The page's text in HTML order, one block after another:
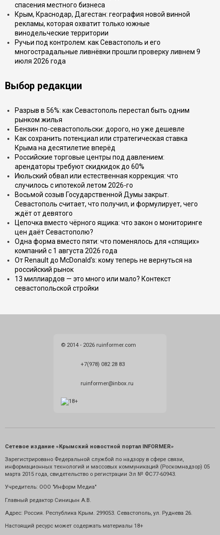
спасения местного бизнеса
Крым, Краснодар, Дагестан: география новой винной
рекламы, которая охватит только южные
винодельческие территории
Ручьи под контролем: как Севастополь и его
многострадальные ливнёвки прошли проверку ливнем 9
июля 2026 года
Выбор редакции
Разрыв в 56%: как Севастополь перестал быть одним
рынком жилья
Бензин по-севастопольски: дорого, но уже дешевле
Как сохранить потенциал или стратегическая ставка
Крыма на десятилетие вперёд
Российские торговые центры под давлением:
арендаторы требуют скидкидок до 60%
Июльский обвал или естественная коррекция: что
случилось с ипотекой летом 2026-го
Восьмой созыв Государственной Думы закрыт.
Севастополь считает, что получил, и формулирует, чего
ждёт от девятого
Цепочка вместо чёрного ящика: что закон о мониторинге
цен даёт Севастополю?
Одна форма вместо пяти: что поменялось для «спящих»
компаний с 1 августа 2026 года
От Renault до McDonald's: кому теперь не вернуться на
российский рынок
13 миллиардов — это много или мало? Контекст
севастопольской стройки
© 2014 - 2026 ruinformer.com
+7(978) 082 28 83
ruinformer@inbox.ru
Сетевое издание «Крымский новостной портал INFORMER»
Зарегистрировано Федеральной службой по надзору в сфере связи,
информационных технологий и массовых коммуникаций (Роскомнадзор) 05
марта 2015 года, свидетельство о регистрации Эл № ФС77-60943.
Учредитель: ООО "Информ Медиа"
Главный редактор Синицын А.В.
Адрес: Россия. Республика Крым. 299053. Севастополь, ул. Руднева 26.
Настоящий ресурс может содержать материалы 18+